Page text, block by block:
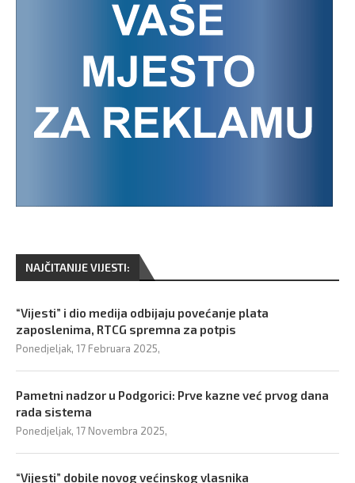
NAJČITANIJE VIJESTI:
“Vijesti” i dio medija odbijaju povećanje plata
zaposlenima, RTCG spremna za potpis
Ponedjeljak, 17 Februara 2025,
Pametni nadzor u Podgorici: Prve kazne već prvog dana
rada sistema
Ponedjeljak, 17 Novembra 2025,
“Vijesti” dobile novog većinskog vlasnika